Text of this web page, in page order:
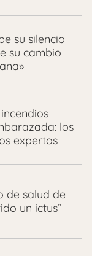
su silencio
su cambio
los
expertos
de salud de
un ictus”